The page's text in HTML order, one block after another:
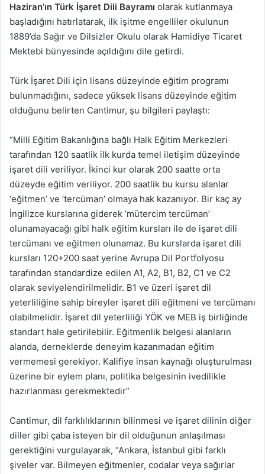
Haziran’ın Türk İşaret Dili Bayramı olarak kutlanmaya
başladığını hatırlatarak, ilk işitme engelliler okulunun
1889’da Sağır ve Dilsizler Okulu olarak Hamidiye Ticaret
Mektebi bünyesinde açıldığını dile getirdi.
Türk İşaret Dili için lisans düzeyinde eğitim programı
bulunmadığını, sadece yüksek lisans düzeyinde eğitim
olduğunu belirten Cantimur, şu bilgileri paylaştı:
“Milli Eğitim Bakanlığına bağlı Halk Eğitim Merkezleri
tarafından 120 saatlik ilk kurda temel iletişim düzeyinde
işaret dili veriliyor. İkinci kur olarak 200 saatte orta
düzeyde eğitim veriliyor. 200 saatlik bu kursu alanlar
‘eğitmen’ ve ‘tercüman’ olmaya hak kazanıyor. Bir kaç ay
İngilizce kurslarına giderek ‘mütercim tercüman’
olunamayacağı gibi halk eğitim kursları ile de işaret dili
tercümanı ve eğitmen olunamaz. Bu kurslarda işaret dili
kursları 120+200 saat yerine Avrupa Dil Portfolyosu
tarafından standardize edilen A1, A2, B1, B2, C1 ve C2
olarak seviyelendirilmelidir. B1 ve üzeri işaret dil
yeterliliğine sahip bireyler işaret dili eğitmeni ve tercümanı
olabilmelidir. İşaret dil yeterliliği YÖK ve MEB iş birliğinde
standart hale getirilebilir. Eğitmenlik belgesi alanların
alanda, derneklerde deneyim kazanmadan eğitim
vermemesi gerekiyor. Kalifiye insan kaynağı oluşturulması
üzerine bir eylem planı, politika belgesinin ivedilikle
hazırlanması gerekmektedir”
Cantimur, dil farklılıklarının bilinmesi ve işaret dilinin diğer
diller gibi çaba isteyen bir dil olduğunun anlaşılması
gerektiğini vurgulayarak, “Ankara, İstanbul gibi farklı
şiveler var. Bilmeyen eğitmenler, codalar veya sağırlar